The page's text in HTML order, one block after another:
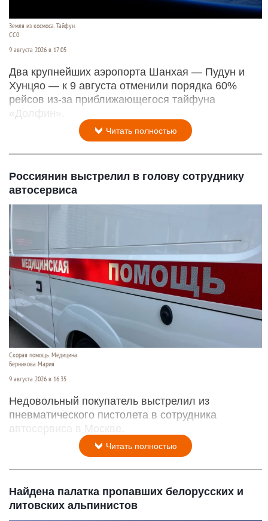
Земля из космоса. Тайфун.
СС0
9 августа 2026 в 17:05
Два крупнейших аэропорта Шанхая — Пудун и
Хунцяо — к 9 августа отменили порядка 60%
рейсов из-за приближающегося тайфуна
«Долфин».
Читать полностью
Россиянин выстрелил в голову сотруднику
автосервиса
Скорая помощь. Медицина.
Берникова Мария
9 августа 2026 в 16:35
Недовольный покупатель выстрелил из
пневматического пистолета в сотрудника
автосервиса в Москве.
Читать полностью
Найдена палатка пропавших белорусских и
литовских альпинистов